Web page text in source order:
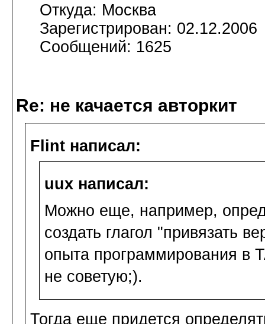
Откуда: Москва
Зарегистрирован: 02.12.2006
Сообщений: 1625
Re: не качается авторкит
Flint написал:
uux написал:
Можно еще, например,
создать глагол "привязать
опыта программирования в
не советую;).
Тогда еще придется